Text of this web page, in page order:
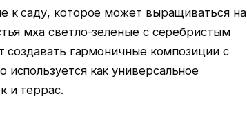
к саду, которое может выращиваться на
мха светло-зеленые с серебристым
создавать гармоничные композиции с
как универсальное
и террас.